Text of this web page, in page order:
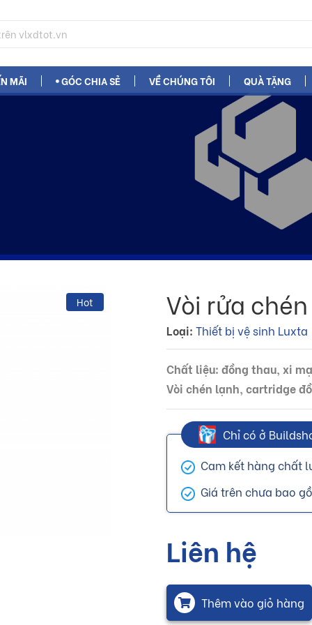
MÃI GÓC CHIA SẺ VỀ CHÚNG TÔI QUÀ TẶNG
Hot Vòi rửa
Loại: Thiết bị vệ sinh Luxta
Chất liệu: đồng thau, xi
Vòi chén lạnh, cartridge
Chỉ có ở
Cam kết hàng chất
Giá trên chưa bao
Liên hệ
Thêm vào giỏ hàng